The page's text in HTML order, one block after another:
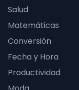
Salud
Matemáticas
Conversión
Fecha y Hora
Productividad